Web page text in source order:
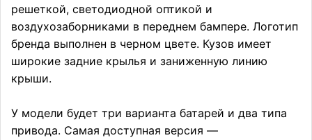
решеткой, светодиодной оптикой и
воздухозаборниками в переднем бампере. Логотип
бренда выполнен в черном цвете. Кузов имеет
широкие задние крылья и заниженную линию
крыши.
У модели будет три варианта батарей и два типа
привода. Самая доступная версия —